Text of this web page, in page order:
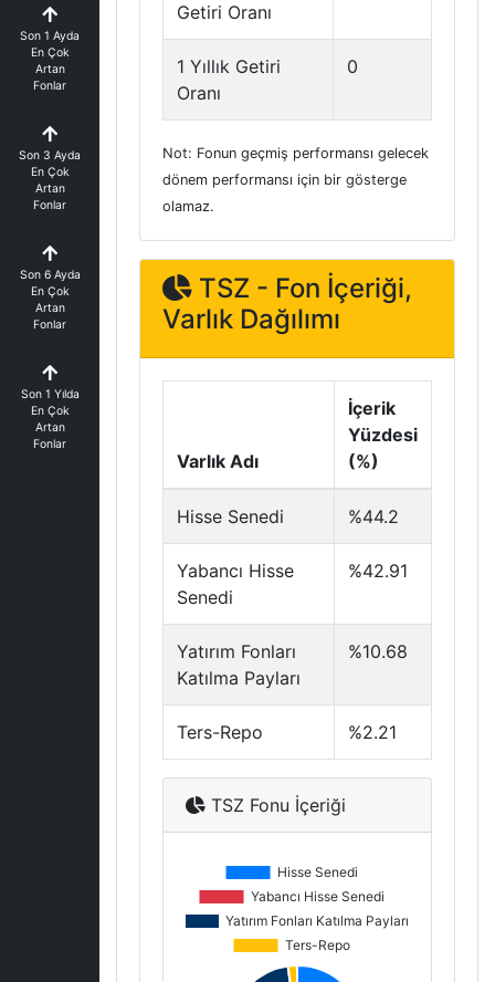
Son 1 Ayda
En Çok
Artan
Fonlar
Son 3 Ayda
En Çok
Artan
Fonlar
Son 6 Ayda
En Çok
Artan
Fonlar
Son 1 Yılda
En Çok
Artan
Fonlar
Getiri Oranı
1 Yıllık Getiri
Oranı
0
Not: Fonun geçmiş performansı gelecek
dönem performansı için bir gösterge
olamaz.
TSZ - Fon İçeriği,
Varlık Dağılımı
Varlık Adı
İçerik
Yüzdesi
(%)
Hisse Senedi %44.2
Yabancı Hisse
Senedi
%42.91
Yatırım Fonları
Katılma Payları
%10.68
Ters-Repo %2.21
TSZ Fonu İçeriği